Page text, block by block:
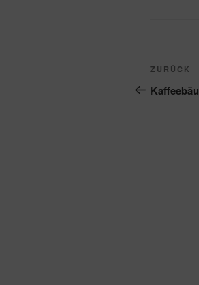
Vorheriger
Beitrag
ZURÜCK